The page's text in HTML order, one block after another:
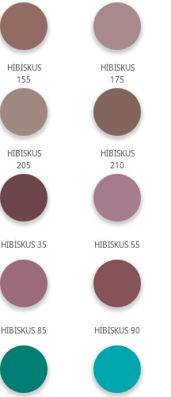
HİBİSKUS
155
HİBİSKUS
175
HİBİSKUS
205
HİBİSKUS
210
HİBİSKUS 35 HİBİSKUS 55
HİBİSKUS 85 HİBİSKUS 90